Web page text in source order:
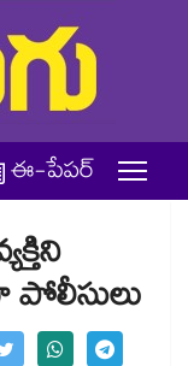
ఈ-పేపర్